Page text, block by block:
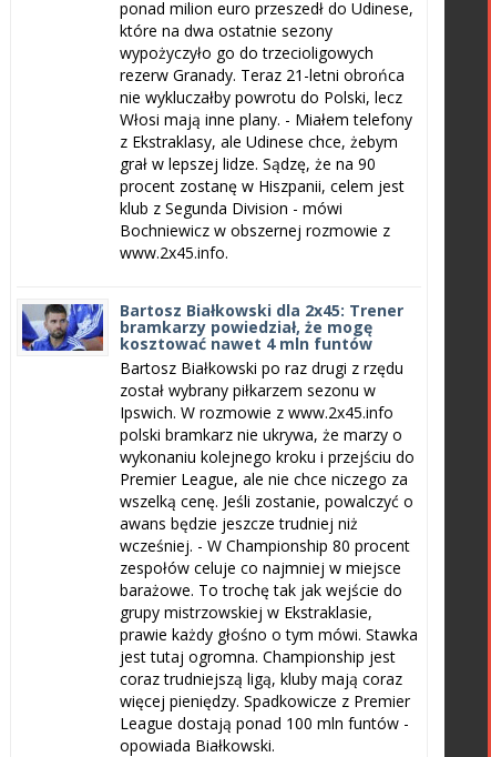
ponad milion euro przeszedł do Udinese,
które na dwa ostatnie sezony
wypożyczyło go do trzecioligowych
rezerw Granady. Teraz 21-letni obrońca
nie wykluczałby powrotu do Polski, lecz
Włosi mają inne plany. - Miałem telefony
z Ekstraklasy, ale Udinese chce, żebym
grał w lepszej lidze. Sądzę, że na 90
procent zostanę w Hiszpanii, celem jest
klub z Segunda Division - mówi
Bochniewicz w obszernej rozmowie z
www.2x45.info.
Bartosz Białkowski dla 2x45: Trener
bramkarzy powiedział, że mogę
kosztować nawet 4 mln funtów
Bartosz Białkowski po raz drugi z rzędu
został wybrany piłkarzem sezonu w
Ipswich. W rozmowie z www.2x45.info
polski bramkarz nie ukrywa, że marzy o
wykonaniu kolejnego kroku i przejściu do
Premier League, ale nie chce niczego za
wszelką cenę. Jeśli zostanie, powalczyć o
awans będzie jeszcze trudniej niż
wcześniej. - W Championship 80 procent
zespołów celuje co najmniej w miejsce
barażowe. To trochę tak jak wejście do
grupy mistrzowskiej w Ekstraklasie,
prawie każdy głośno o tym mówi. Stawka
jest tutaj ogromna. Championship jest
coraz trudniejszą ligą, kluby mają coraz
więcej pieniędzy. Spadkowicze z Premier
League dostają ponad 100 mln funtów -
opowiada Białkowski.